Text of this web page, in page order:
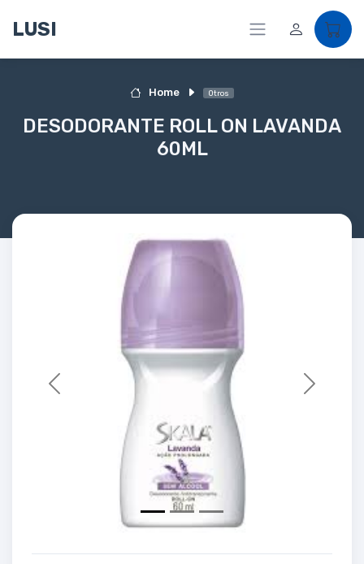
LUSI
Home Otros
DESODORANTE ROLL ON LAVANDA
60ML
Previous Next